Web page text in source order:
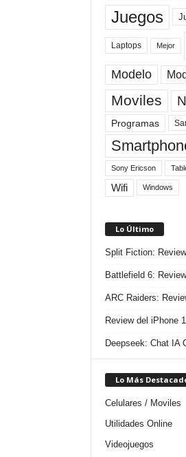
Juegos
Laptops Mejor
Modelo
Moviles
Programas
Sony Ericson
Wifi Windows
Lo Último
Split Fiction:
Battlefield 6:
ARC Raiders:
Review del iPhone
Deepseek: Chat IA
Lo Más
Celulares / Moviles
Utilidades Online
Videojuegos